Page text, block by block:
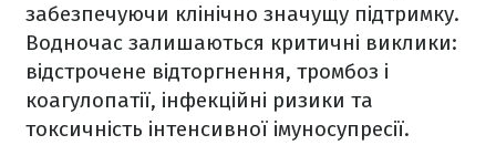
забезпечуючи клінічно значущу підтримку.
Водночас залишаються критичні виклики:
відстрочене відторгнення, тромбоз і
коагулопатії, інфекційні ризики та
токсичність інтенсивної імуносупресії.